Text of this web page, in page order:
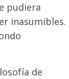
pudiera
inasumibles.
de